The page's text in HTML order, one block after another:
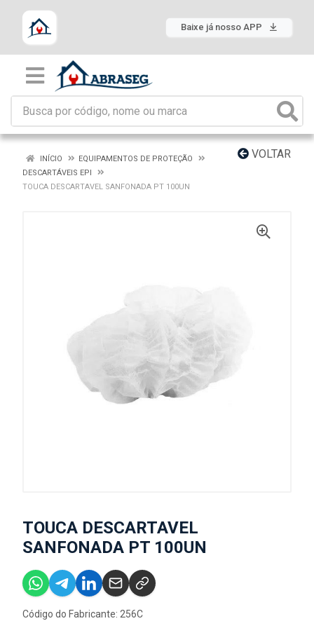
Baixe já nosso APP
VOLTAR
INÍCIO
EQUIPAMENTOS DE PROTEÇÃO
DESCARTÁVEIS EPI
TOUCA DESCARTAVEL SANFONADA PT 100UN
TOUCA DESCARTAVEL
SANFONADA PT 100UN
Código do Fabricante: 256C